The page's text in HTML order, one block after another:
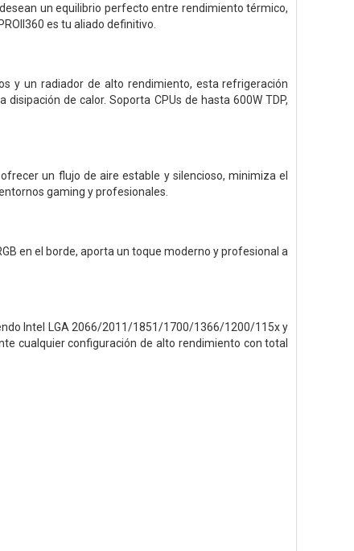
un equilibrio perfecto entre rendimiento térmico,
es tu aliado definitivo.
y un radiador de alto rendimiento, esta refrigeración
de calor. Soporta CPUs de hasta 600W TDP,
un flujo de aire estable y silencioso, minimiza el
gaming y profesionales.
en el borde, aporta un toque moderno y profesional a
Intel LGA 2066/2011/1851/1700/1366/1200/115x y
cualquier configuración de alto rendimiento con total